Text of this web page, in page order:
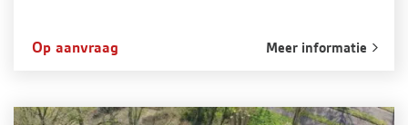
Op aanvraag Meer informatie